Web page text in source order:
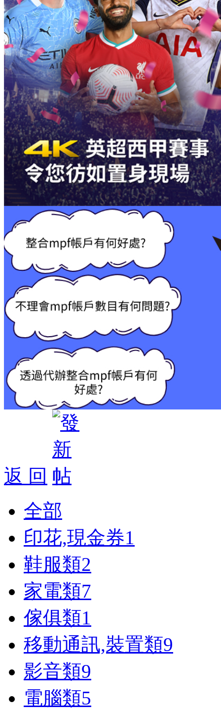
返 回
全部
印花,現金券1
鞋服類2
家電類7
傢俱類1
移動通訊,裝置類9
影音類9
電腦類5